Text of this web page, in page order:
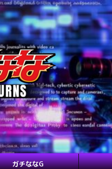
ガチななG